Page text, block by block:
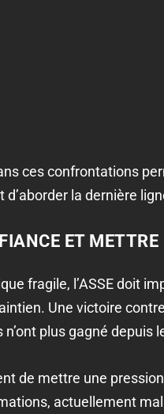
ces confrontations
d’aborder la dernière
ET
fragile, l’ASSE doit
Une victoire
plus gagné depuis
de mettre une
actuellement